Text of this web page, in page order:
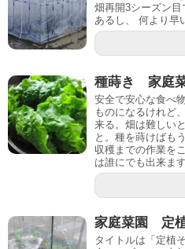
畑再開3シーズン
あるし、 何より早
種蒔き 家庭
安全で安心な食べ
ものになるけれど
来る。畑は難しい
と。種を蒔けばも
収穫までの作業を
は誰にでも出来ま
家庭菜園 定
タイトルは「定植